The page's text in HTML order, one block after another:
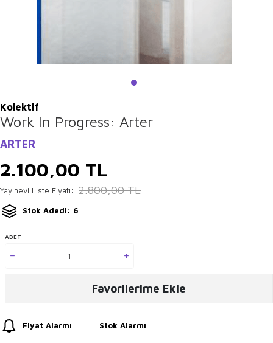
Kolektif
Work ln Progress: Arter
ARTER
2.100,00 TL
Yayınevi Liste Fiyatı: 2.800,00TL
Stok Adedi: 6
ADET
Favorilerime Ekle
Fiyat Alarmı Stok Alarmı